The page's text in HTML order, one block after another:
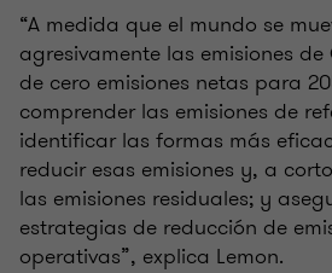
“A medida que el mundo se
agresivamente las emisiones
de cero emisiones netas para
comprender las emisiones de
identificar las formas más
reducir esas emisiones y, a
las emisiones residuales; y
estrategias de reducción de
operativas”, explica Lemon.